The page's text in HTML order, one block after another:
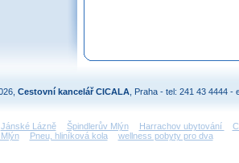
Cestovní kancelář CICALA , Praha - tel: 241 43 4444 -
Jánské Lázně Špindlerův Mlýn Harrachov ubytování
Pneu, hliníková kola wellness pobyty pro dva